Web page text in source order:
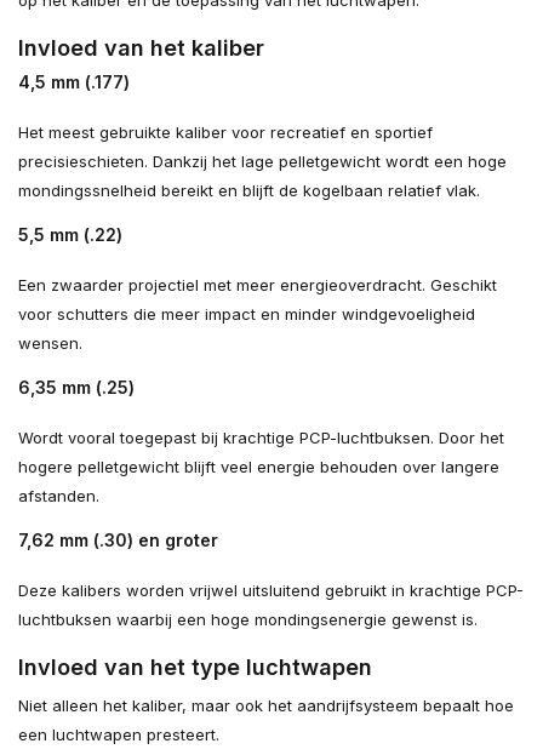
Invloed van het kaliber
4,5 mm (.177)
Het meest gebruikte kaliber voor recreatief en sportief
precisieschieten. Dankzij het lage pelletgewicht wordt een hoge
mondingssnelheid bereikt en blijft de kogelbaan relatief vlak.
5,5 mm (.22)
Een zwaarder projectiel met meer energieoverdracht. Geschikt
voor schutters die meer impact en minder windgevoeligheid
wensen.
6,35 mm (.25)
Wordt vooral toegepast bij krachtige PCP-luchtbuksen. Door het
hogere pelletgewicht blijft veel energie behouden over langere
afstanden.
7,62 mm (.30) en groter
Deze kalibers worden vrijwel uitsluitend gebruikt in krachtige PCP-
luchtbuksen waarbij een hoge mondingsenergie gewenst is.
Invloed van het type luchtwapen
Niet alleen het kaliber, maar ook het aandrijfsysteem bepaalt hoe
een luchtwapen presteert.